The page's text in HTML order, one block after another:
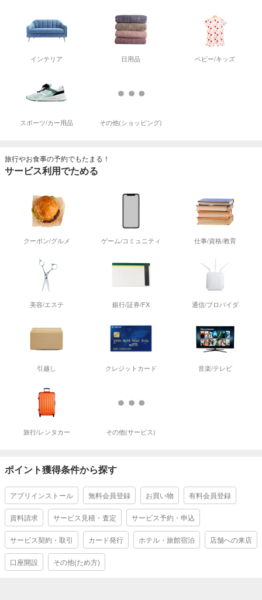
インテリア 日用品 ベビー/キッズ
スポーツ/カー用品 その他(ショッピング)
旅行やお食事の予約でもたまる！
サービス利用でためる
クーポン/グルメ ゲーム/コミュニティ 仕事/資格/教育
美容/エステ 銀行/証券/FX 通信/プロバイダ
引越し クレジットカード 音楽/テレビ
旅行/レンタカー その他(サービス)
ポイント獲得条件から探す
アプリインストール 無料会員登録 お買い物 有料会員登録
資料請求 サービス見積・査定 サービス予約・申込
サービス契約・取引 カード発行 ホテル・旅館宿泊 店舗への来店
口座開設 その他(ため方)